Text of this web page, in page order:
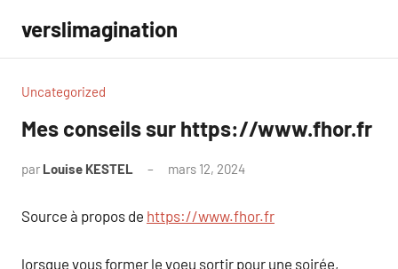
contenu
verslimagination
Uncategorized
Mes conseils sur https://www.fhor.fr
par Louise KESTEL mars 12, 2024
Source à propos de https://www.fhor.fr
lorsque vous former le voeu sortir pour une soirée,